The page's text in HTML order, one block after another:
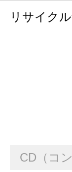
リサイク
CD（コ